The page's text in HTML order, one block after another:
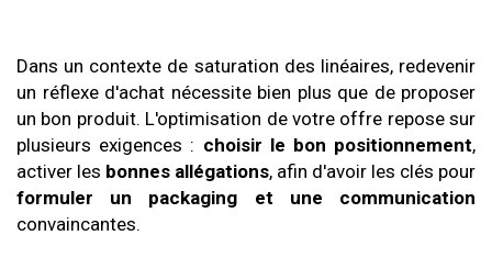
Dans un contexte de saturation des linéaires, redevenir
un réflexe d'achat nécessite bien plus que de proposer
un bon produit. L'optimisation de votre offre repose sur
plusieurs exigences : choisir le bon positionnement,
activer les bonnes allégations, afin d'avoir les clés pour
formuler un packaging et une communication
convaincantes.